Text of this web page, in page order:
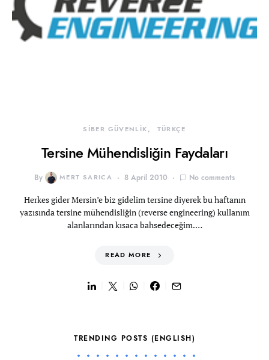
SİBER GÜVENLİK TÜRKÇE
Tersine Mühendisliğin Faydaları
By MERT SARICA 8 April 2010 No comments
Herkes gider Mersin’e biz gidelim tersine diyerek bu haftanın
yazısında tersine mühendisliğin (reverse engineering) kullanım
alanlarından kısaca bahsedeceğim.…
READ MORE
TRENDING POSTS (ENGLISH)